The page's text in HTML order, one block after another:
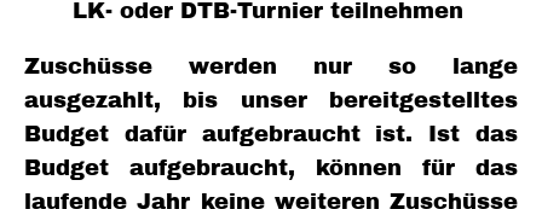
LK- oder DTB-Turnier teilnehmen
Zuschüsse werden nur so lange
ausgezahlt, bis unser bereitgestelltes
Budget dafür aufgebraucht ist. Ist das
Budget aufgebraucht, können für das
laufende Jahr keine weiteren Zuschüsse